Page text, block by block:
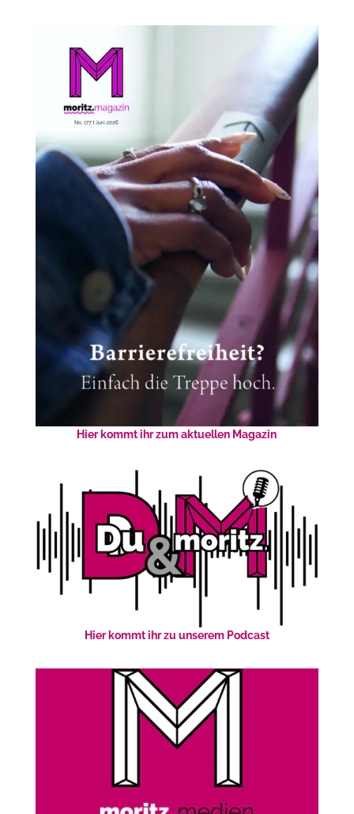
Hier kommt ihr zum aktuellen Magazin
Hier kommt ihr zu unserem Podcast